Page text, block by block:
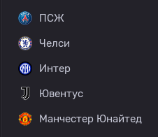
ПСЖ
Челси
Интер
Ювентус
Манчестер Юнайтед